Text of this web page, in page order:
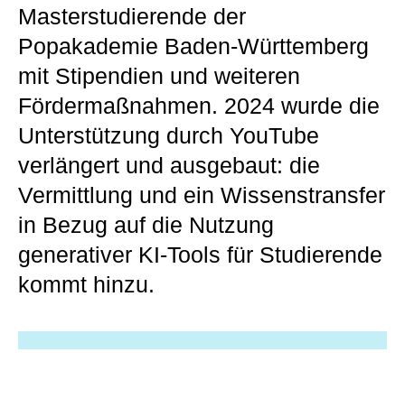
Masterstudierende der
Popakademie Baden-Württemberg
mit Stipendien und weiteren
Fördermaßnahmen. 2024 wurde die
Unterstützung durch YouTube
verlängert und ausgebaut: die
Vermittlung und ein Wissenstransfer
in Bezug auf die Nutzung
generativer KI-Tools für Studierende
kommt hinzu.